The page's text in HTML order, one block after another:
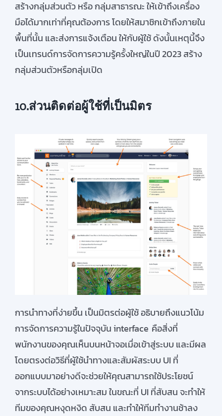
สร้างกลุ่มส่วนตัวหรือกลุ่มสาธารณะให้เข้าถึงเครื่อง
มือได้มากเท่าที่คุณต้องการโดยให้สมาชิกเข้าถึงภายใน
พื้นที่นั้น และส่งการแจ้งเตือนให้กับผู้ใช้ดังนั้นเหตุนี้จึง
เป็นเทรนด์การจัดการความรู้ครั้งใหญ่ในปี2023สร้าง
กลุ่มส่วนตัวหรือกลุ่มเปิด
10.ส่วนติดต่อผู้ใช้ที่เป็นมิตร
การนำทางที่ง่ายขึ้น เป็นมิตรต่อผู้ใช้ อธิบายถึงแนวโน้ม
การจัดการความรู้ในปัจจุบันinterface คือสิ่งที่
พนักงานของคุณเห็นบนหน้าจอเมื่อเข้าสู่ระบบ และมีผล
โดยตรงต่อวิธีที่ผู้ใช้นำทางและสัมผัสระบบ UI ที่
ออกแบบมาอย่างดีจะช่วยให้คุณสามารถใช้ประโยชน์
จากระบบได้อย่างเหมาะสม ในขณะที่ UI ที่สับสนจะทำให้
ทีมของคุณหงุดหงิด สับสน และทำให้ทีมทำงานช้าลง